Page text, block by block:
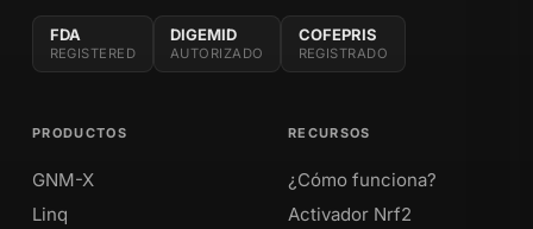
FDA
REGISTERED
DIGEMID
AUTORIZADO
COFEPRIS
REGISTRADO
PRODUCTOS
GNM-X
Linq
RECURSOS
¿Cómo funciona?
Activador Nrf2